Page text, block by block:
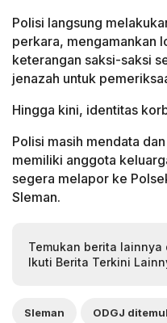
Polisi langsung
perkara, mengamankan
keterangan saksi-saksi
jenazah untuk
Hingga kini, identitas
Polisi masih mendata
memiliki anggota
segera melapor ke
Sleman.
Temukan berita lainnya
Ikuti Berita Terkini
Sleman